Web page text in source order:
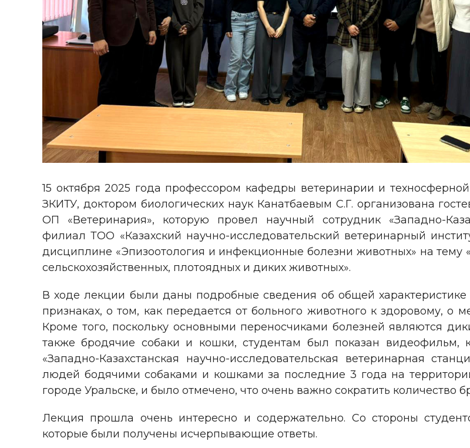
15 октября 2025 года профессором кафедры ветеринарии и техносферной
ЗКИТУ, доктором биологических наук Канатбаевым С.Г. организована
ОП «Ветеринария», которую провел научный сотрудник «Западно-
филиал ТОО «Казахский научно-исследовательский ветеринарный
дисциплине «Эпизоотология и инфекционные болезни животных» на
сельскохозяйственных, плотоядных и диких животных».
В ходе лекции были даны подробные сведения об общей
признаках, о том, как передается от больного животного к здоровому, о
Кроме того, поскольку основными переносчиками болезней являются
также бродячие собаки и кошки, студентам был показан видеофильм,
«Западно-Казахстанская научно-исследовательская ветеринарная
людей бодячими собаками и кошками за последние 3 года на
городе Уральске, и было отмечено, что очень важно сократить количество
Лекция прошла очень интересно и содержательно. Со стороны
которые были получены исчерпывающие ответы.